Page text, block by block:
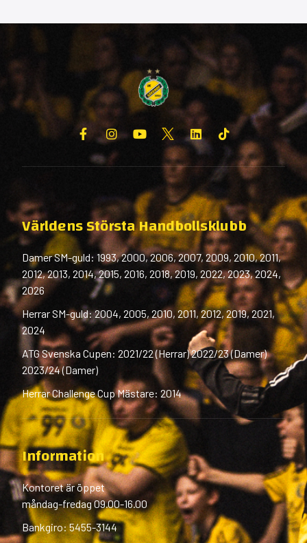
Världens Största Handbollsklubb
Damer SM-guld: 1993, 2000, 2006, 2007, 2009, 2010, 2011,
2012, 2013, 2014, 2015, 2016, 2018, 2019, 2022, 2023, 2024,
2026
Herrar SM-guld: 2004, 2005, 2010, 2011, 2012, 2019, 2021,
2024
ATG Svenska Cupen: 2021/22 (Herrar) 2022/23 (Damer)
2023/24 (Damer)
Herrar Challenge Cup Mästare: 2014
Information
Kontoret är öppet
måndag-fredag 09.00-16.00
Bankgiro: 5455-3144